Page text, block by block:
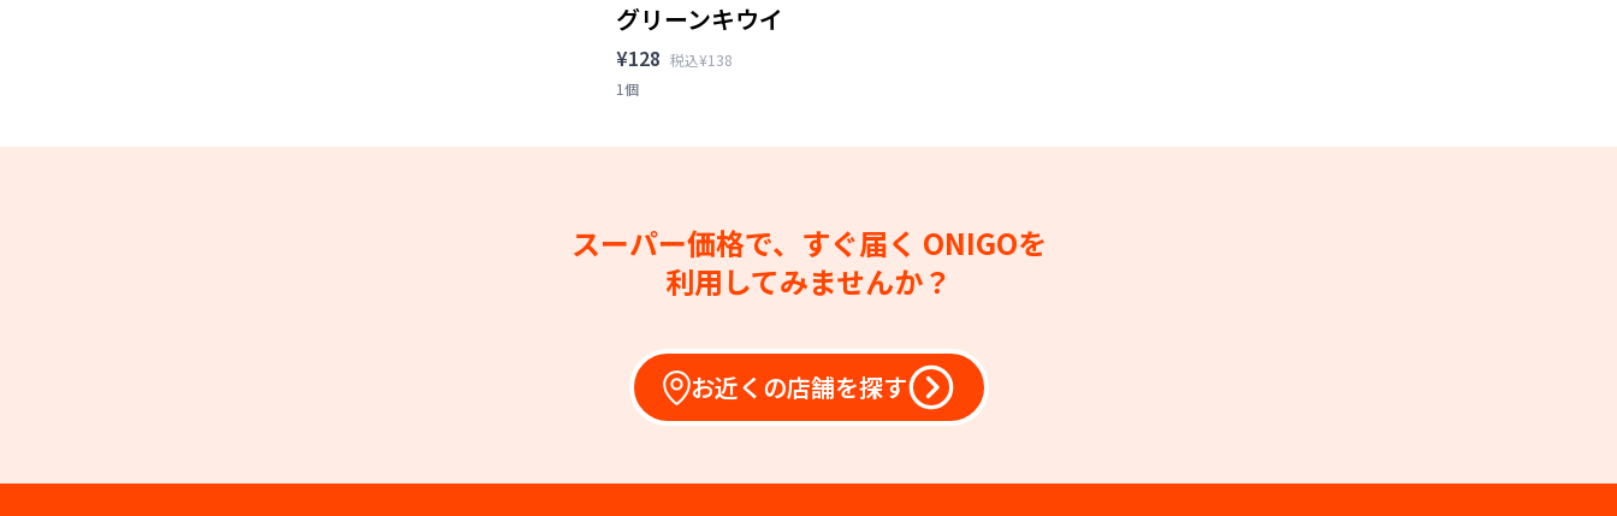
グリーンキウイ
¥128 税込¥138
1個
スーパー価格で、すぐ届く ONIGOを
利用してみませんか？
お近くの店舗を探す